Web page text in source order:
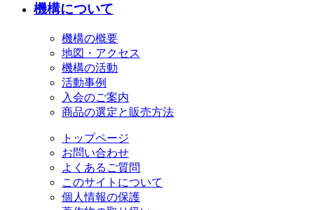
機構について
機構の概要
地図・アクセス
機構の活動
活動事例
入会のご案内
商品の選定と販売方法
トップページ
お問い合わせ
よくあるご質問
このサイトについて
個人情報の保護